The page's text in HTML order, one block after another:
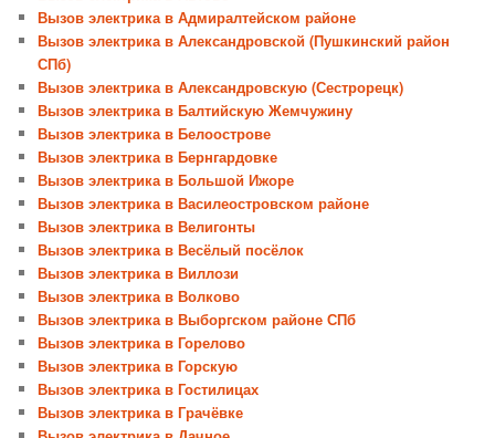
Вызов электрика в Адмиралтейском районе
Вызов электрика в Александровской (Пушкинский район
СПб)
Вызов электрика в Александровскую (Сестрорецк)
Вызов электрика в Балтийскую Жемчужину
Вызов электрика в Белоострове
Вызов электрика в Бернгардовке
Вызов электрика в Большой Ижоре
Вызов электрика в Василеостровском районе
Вызов электрика в Велигонты
Вызов электрика в Весёлый посёлок
Вызов электрика в Виллози
Вызов электрика в Волково
Вызов электрика в Выборгском районе СПб
Вызов электрика в Горелово
Вызов электрика в Горскую
Вызов электрика в Гостилицах
Вызов электрика в Грачёвке